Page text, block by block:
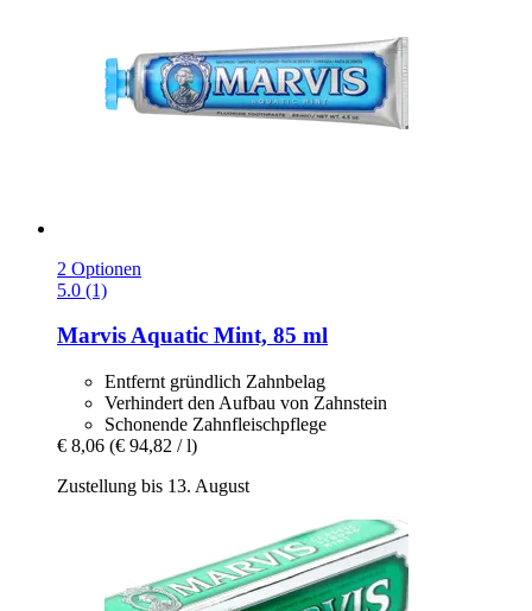
2 Optionen
5.0 (1)
MarvisAquatic Mint, 85 ml
Entfernt gründlich Zahnbelag
Verhindert den Aufbau von Zahnstein
Schonende Zahnfleischpflege
€ 8,06 (€ 94,82 / l)
Zustellung bis 13. August